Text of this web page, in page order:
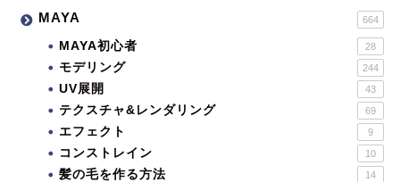
MAYA 664
MAYA初心者 28
モデリング 244
UV展開 43
テクスチャ&レンダリング 69
エフェクト 9
コンストレイン 10
髪の毛を作る方法 14